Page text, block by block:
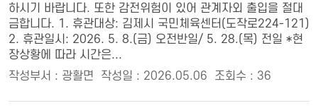
하시기 바랍니다. 또한 감전위험이 있어 관계자외 출입을 절대
금합니다. 1. 휴관대상: 김제시 국민체육센터(도작로224-121)
2. 휴관일시: 2026. 5. 8.(금) 오전반일/ 5. 28.(목) 전일 *현
장상황에 따라 시간은...
작성부서 : 광활면
작성일 : 2026.05.06 조회수 : 36